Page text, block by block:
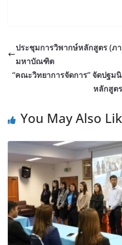
ประชุมการวิพากษ์หลักสูตร (ภ
มหาบัณฑิต
“คณะวิทยาการจัดการ” จัดปฐม
หลักสูต
You May Also